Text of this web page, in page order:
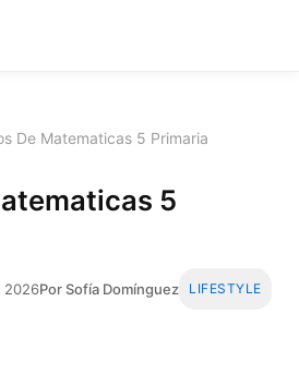
De Matematicas 5 Primaria
5
2026Por Sofía Domínguez LIFESTYLE